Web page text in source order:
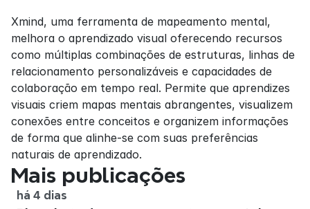
Xmind, uma ferramenta de mapeamento mental,
melhora o aprendizado visual oferecendo recursos
como múltiplas combinações de estruturas, linhas de
relacionamento personalizáveis e capacidades de
colaboração em tempo real. Permite que aprendizes
visuais criem mapas mentais abrangentes, visualizem
conexões entre conceitos e organizem informações
de forma que alinhe-se com suas preferências
naturais de aprendizado.
Mais publicações
há 4 dias